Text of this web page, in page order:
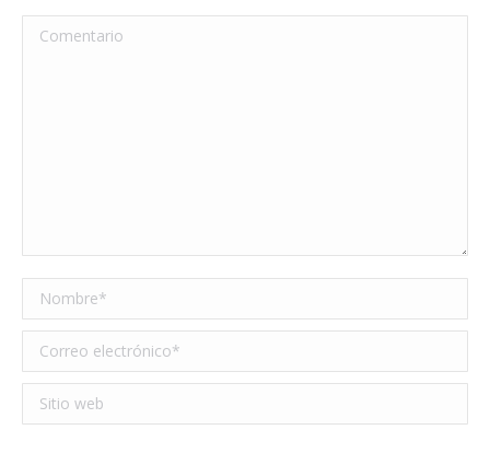
Comentario
Nombre *
Correo electrónico *
Sitio web